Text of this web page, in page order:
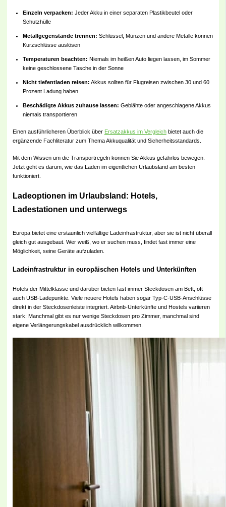
Einzeln verpacken: Jeder Akku in einer separaten Plastikbeutel oder
Schutzhülle
Metallgegenstände trennen: Schlüssel, Münzen und andere Metalle können
Kurzschlüsse auslösen
Temperaturen beachten: Niemals im heißen Auto liegen lassen, im Sommer
keine geschlossene Tasche in der Sonne
Nicht tiefentladen reisen: Akkus sollten für Flugreisen zwischen 30 und 60
Prozent Ladung haben
Beschädigte Akkus zuhause lassen: Geblähte oder angeschlagene Akkus
niemals transportieren
Einen ausführlicheren Überblick über Ersatzakkus im Vergleichbietet auch die
ergänzende Fachliteratur zum Thema Akkuqualität und Sicherheitsstandards.
Mit dem Wissen um die Transportregeln können Sie Akkus gefahrlos bewegen.
Jetzt geht es darum, wie das Laden im eigentlichen Urlaubsland am besten
funktioniert.
Ladeoptionen im Urlaubsland: Hotels,
Ladestationen und unterwegs
Europa bietet eine erstaunlich vielfältige Ladeinfrastruktur, aber sie ist nicht überall
gleich gut ausgebaut. Wer weiß, wo er suchen muss, findet fast immer eine
Möglichkeit, seine Geräte aufzuladen.
Ladeinfrastruktur in europäischen Hotels und Unterkünften
Hotels der Mittelklasse und darüber bieten fast immer Steckdosen am Bett, oft
auch USB-Ladepunkte. Viele neuere Hotels haben sogar Typ-C-USB-Anschlüsse
direkt in der Steckdosenleiste integriert. Airbnb-Unterkünfte und Hostels variieren
stark: Manchmal gibt es nur wenige Steckdosen pro Zimmer, manchmal sind
eigene Verlängerungskabel ausdrücklich willkommen.